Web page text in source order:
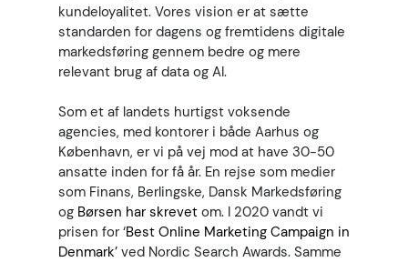
kundeloyalitet. Vores vision er at sætte
standarden for dagens og fremtidens digitale
markedsføring gennem bedre og mere
relevant brug af data og AI.
Som et af landets hurtigst voksende
agencies, med kontorer i både Aarhus og
København, er vi på vej mod at have 30-50
ansatte inden for få år. En rejse som medier
som Finans, Berlingske, Dansk Markedsføring
og Børsen har skrevet om. I 2020 vandt vi
prisen for ‘Best Online Marketing Campaign in
Denmark’ ved Nordic Search Awards. Samme